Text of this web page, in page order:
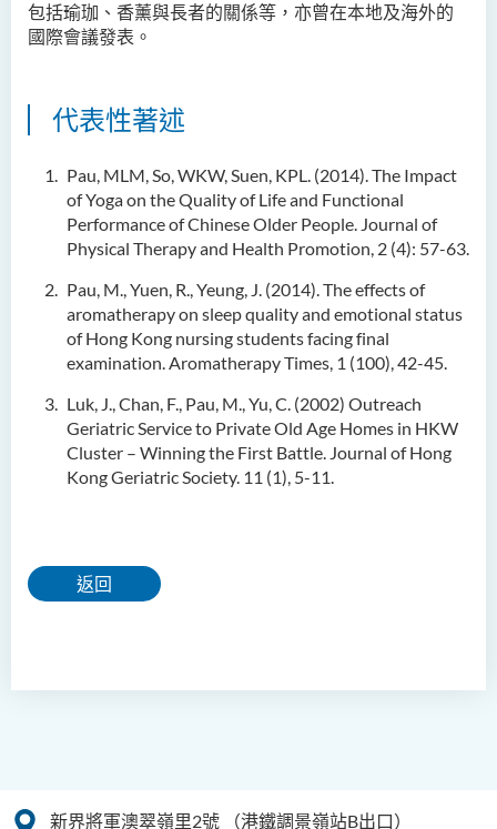
包括瑜珈、香薰與長者的關係等，亦曾在本地及海外的
國際會議發表。
代表性著述
Pau, MLM, So, WKW, Suen, KPL. (2014). The Impact
of Yoga on the Quality of Life and Functional
Performance of Chinese Older People. Journal of
Physical Therapy and Health Promotion, 2 (4): 57-63.
Pau, M., Yuen, R., Yeung, J. (2014). The effects of
aromatherapy on sleep quality and emotional status
of Hong Kong nursing students facing final
examination. Aromatherapy Times, 1 (100), 42-45.
Luk, J., Chan, F., Pau, M., Yu, C. (2002) Outreach
Geriatric Service to Private Old Age Homes in HKW
Cluster – Winning the First Battle. Journal of Hong
Kong Geriatric Society. 11 (1), 5-11.
返回
新界將軍澳翠嶺里2號 （港鐵調景嶺站B出口）